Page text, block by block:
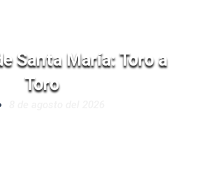
Santa María: Toro a
Toro